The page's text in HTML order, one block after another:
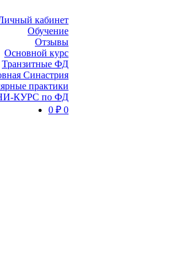
кабинет
Обучение
Отзывы
Основной курс
Транзитные ФД
Синастрия
практики
КУРС по ФД
0 ₽ 0